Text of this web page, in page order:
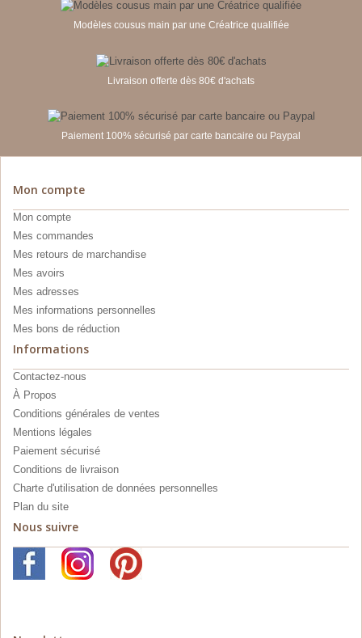
Modèles cousus main par une Créatrice qualifiée
Livraison offerte dès 80€ d'achats
Paiement 100% sécurisé par carte bancaire ou Paypal
Mon compte
Mon compte
Mes commandes
Mes retours de marchandise
Mes avoirs
Mes adresses
Mes informations personnelles
Mes bons de réduction
Informations
Contactez-nous
À Propos
Conditions générales de ventes
Mentions légales
Paiement sécurisé
Conditions de livraison
Charte d'utilisation de données personnelles
Plan du site
Nous suivre